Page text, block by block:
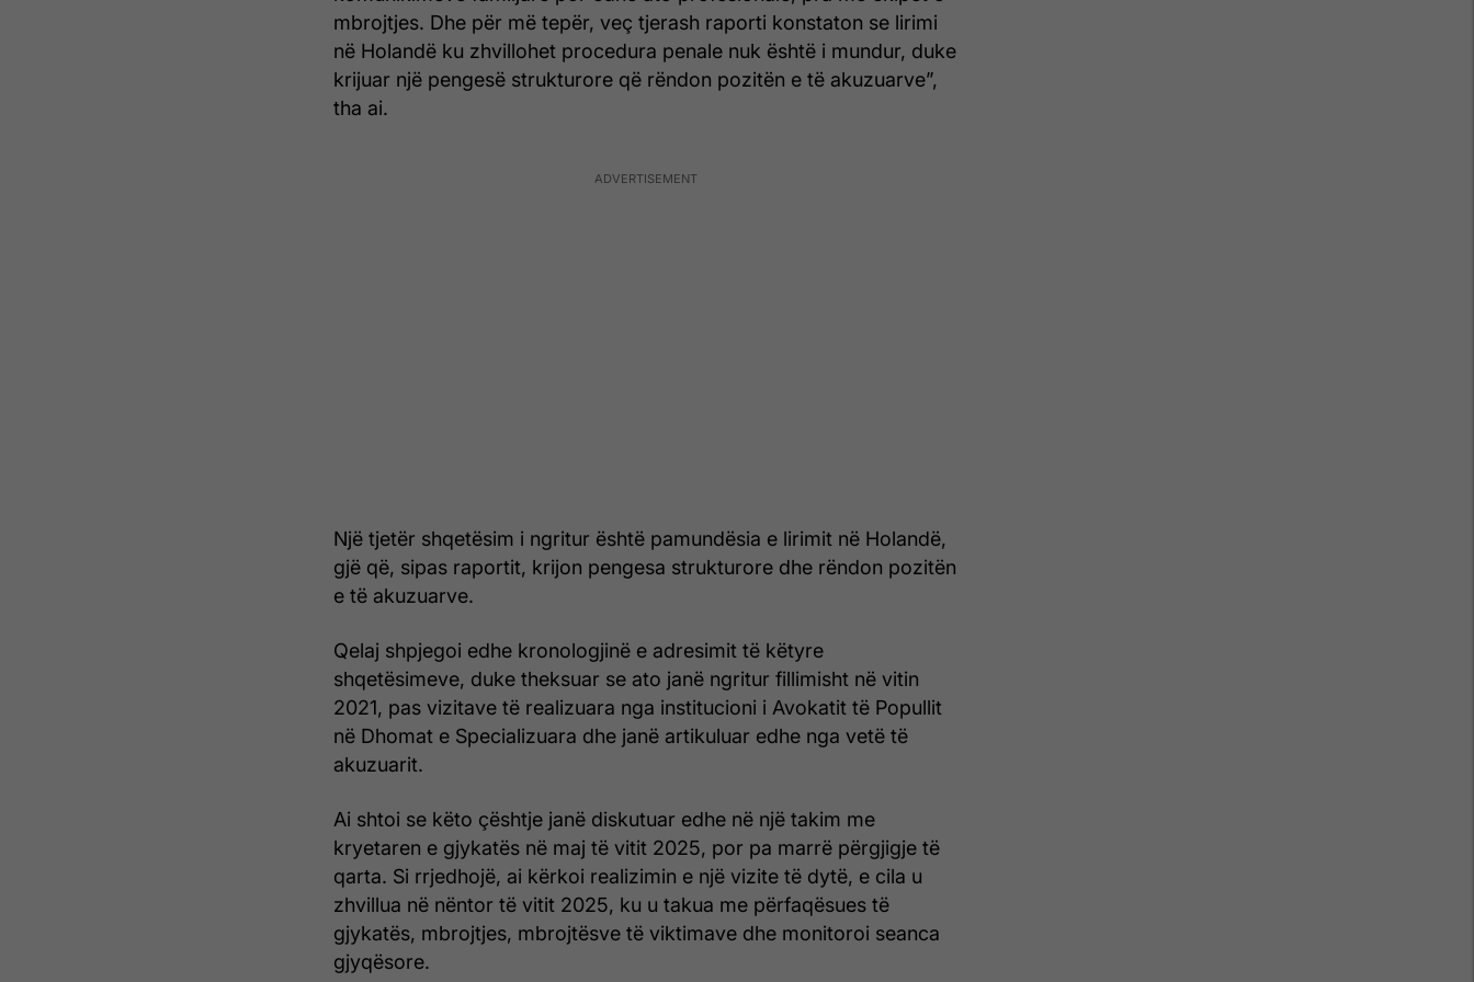
mbrojtjes. Dhe për më tepër, veç tjerash raporti konstaton se lirimi
në Holandë ku zhvillohet procedura penale nuk është i mundur, duke
krijuar një pengesë strukturore që rëndon pozitën e të akuzuarve”,
tha ai.
Një tjetër shqetësim i ngritur është pamundësia e lirimit në Holandë,
gjë që, sipas raportit, krijon pengesa strukturore dhe rëndon pozitën
e të akuzuarve.
Qelaj shpjegoi edhe kronologjinë e adresimit të këtyre
shqetësimeve, duke theksuar se ato janë ngritur fillimisht në vitin
2021, pas vizitave të realizuara nga institucioni i Avokatit të Popullit
në Dhomat e Specializuara dhe janë artikuluar edhe nga vetë të
akuzuarit.
Ai shtoi se këto çështje janë diskutuar edhe në një takim me
kryetaren e gjykatës në maj të vitit 2025, por pa marrë përgjigje të
qarta. Si rrjedhojë, ai kërkoi realizimin e një vizite të dytë, e cila u
zhvillua në nëntor të vitit 2025, ku u takua me përfaqësues të
gjykatës, mbrojtjes, mbrojtësve të viktimave dhe monitoroi seanca
gjyqësore.